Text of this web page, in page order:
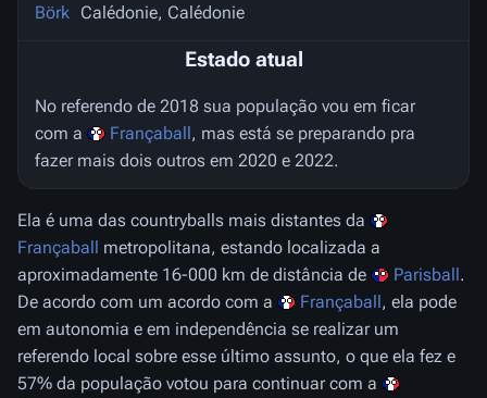
Börk Calédonie, Calédonie
Estado atual
No referendo de 2018 sua população vou em ficar
com a
Françaball, mas está se preparando pra
fazer mais dois outros em 2020 e 2022.
Ela é uma das countryballs mais distantes da
Françaball metropolitana, estando localizada a
aproximadamente 16-000 km de distância de
Parisball.
De acordo com um acordo com a
Françaball, ela pode
em autonomia e em independência se realizar um
referendo local sobre esse último assunto, o que ela fez e
57% da população votou para continuar com a